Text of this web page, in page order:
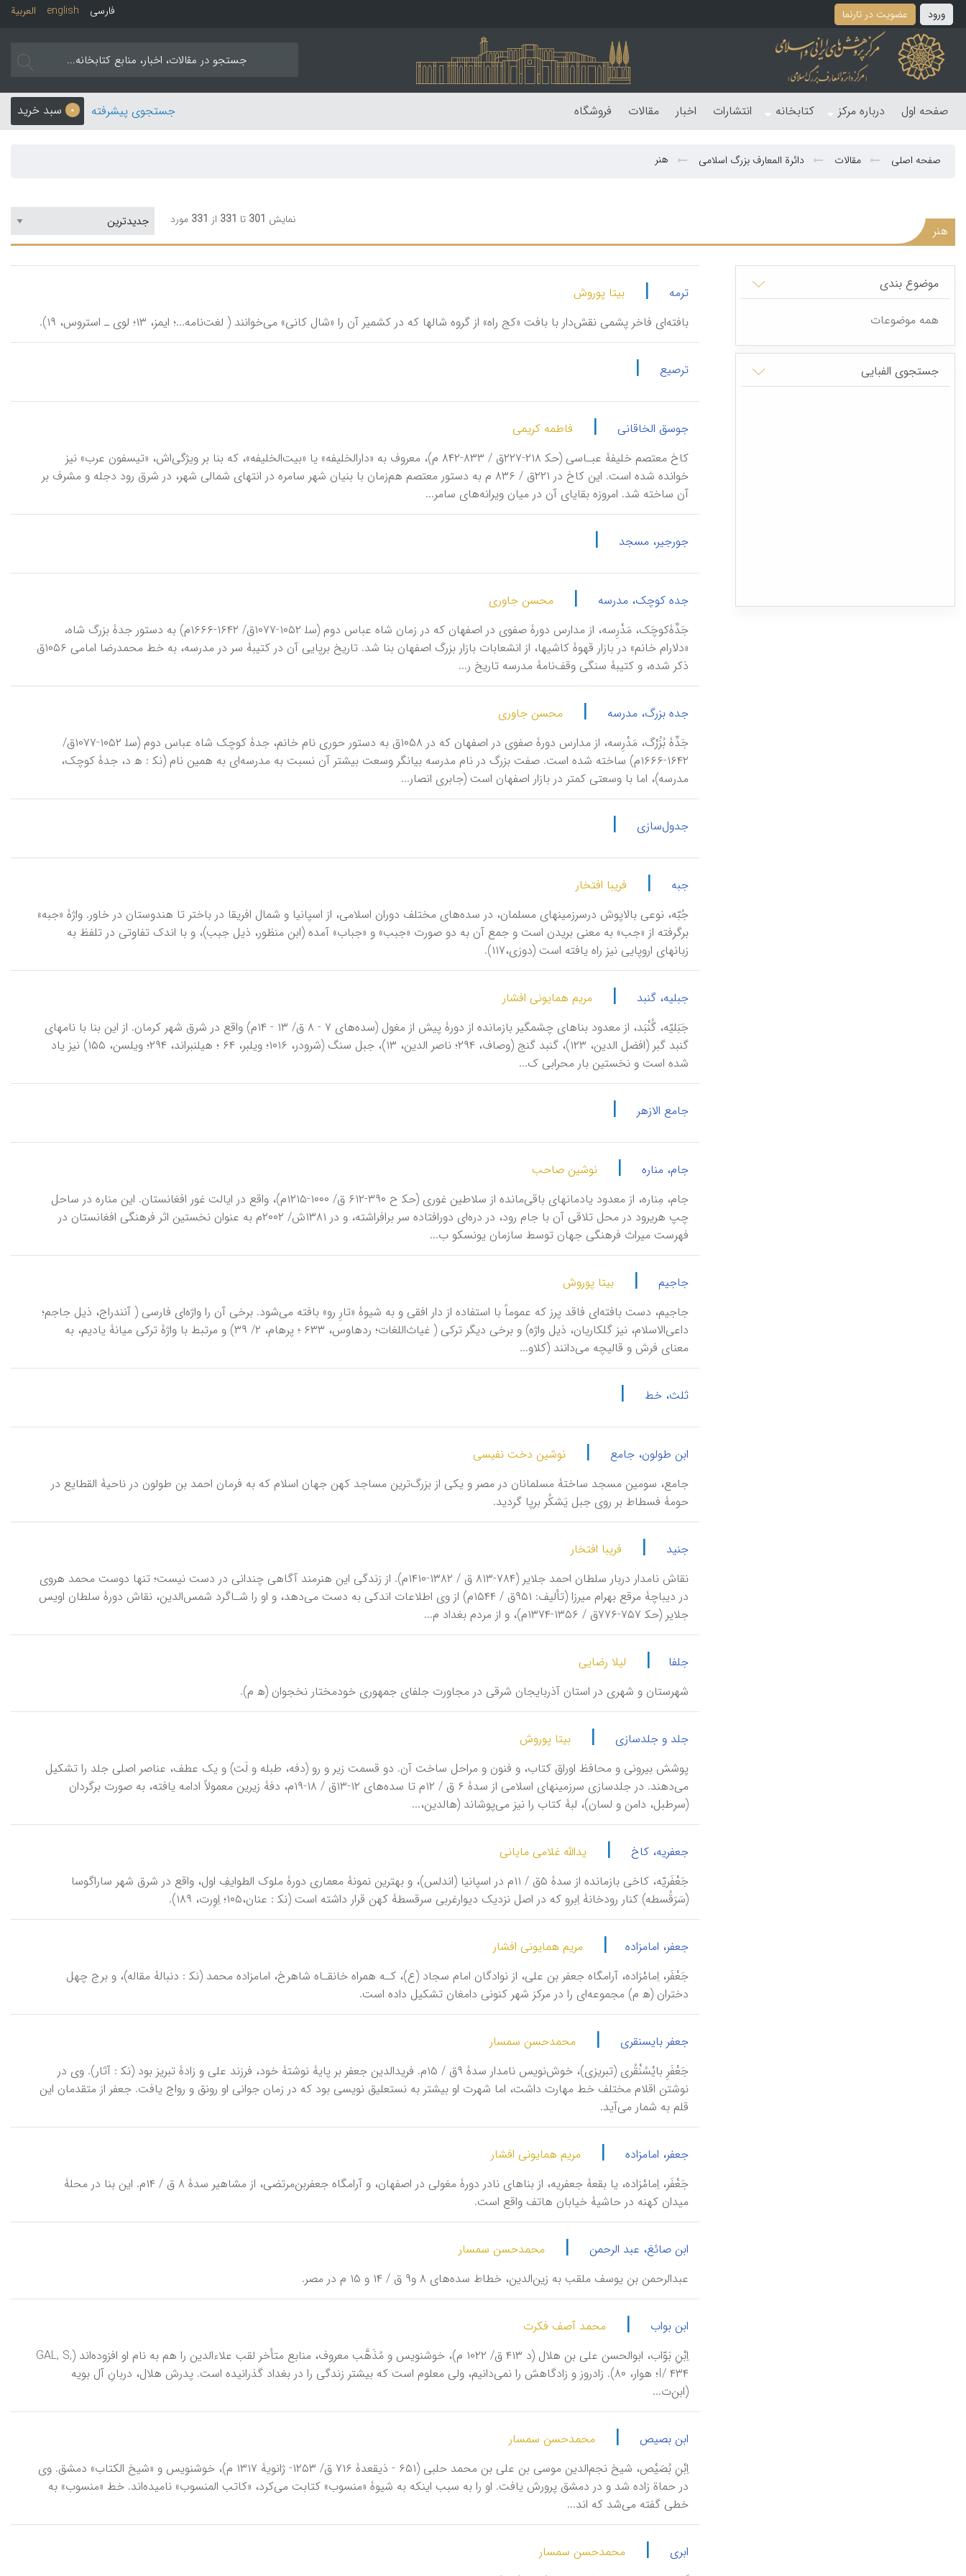
ورود عضویت در تارنما العربیة english فارسی
صفحه اول درباره مرکز کتابخانه انتشارات اخبار مقالات فروشگاه 0 سبد خرید جستجوی پیشرفته
صفحه اصلی مقالات دائرة المعارف بزرگ اسلامی هنر
هنر
نمایش 301 تا 331 از 331 مورد
موضوع بندی
همه موضوعات
جستجوی الفبایی
ترمه |
بیتا پوروش
بافته‌ای فاخر پشمی نقش‌دار با بافت «کج راه» از گروه شالها که در کشمیر آن را «شال کانی» می‌خوانند ( لغت‌نامه...؛ ایمز، ۱۳؛ لوی ـ استروس، ۱۹).
ترصیع |
جوسق الخاقانی |
فاطمه کریمی
کاخ معتصم خلیفۀ عبـاسی (حک‍ ۲۱۸-۲۲۷ق / ۸۳۳-۸۴۲ م)، معروف به «دارالخلیفه» یا «بیت‌الخلیفه»، که بنا بر ویژگی‌اش، «تیسفون عرب» نیز
خوانده شده است. این کاخ در ۲۲۱ق / ۸۳۶ م به دستور معتصم هم‌زمان با بنیان شهر سامره در انتهای شمالی شهر، در شرق رود دجله و مشرف بر
آن ساخته شد. امروزه بقایای آن در میان ویرانه‌های سامر...
جورجیر، مسجد |
جده کوچک، مدرسه |
محسن جاوری
جَدِّۀکوچَک، مَدْرِسه، از مدارس دورۀ صفوی در اصفهان که در زمان شاه عباس دوم (سل‍ ۱۰۵۲-۱۰۷۷ق/ ۱۶۴۲-۱۶۶۶م) به دستور جدۀ بزرگ شاه،
«دلارام خانم» در بازار قهوۀ کاشیها، از انشعابات بازار بزرگ اصفهان بنا شد. تاریخ برپایی آن در کتیبۀ سر در مدرسه، به خط محمدرضا امامی ۱۰۵۶ق
ذکر شده، و کتیبۀ سنگی وقف‌نامۀ مدرسه تاریخ ر...
جده بزرگ، مدرسه |
محسن جاوری
جَدِّۀ بُزُرْگ، مَدْرِسه، از مدارس دورۀ صفوی در اصفهان که در ۱۰۵۸ق به دستور حوری نام خانم، جدۀ کوچک شاه عباس دوم (سل‍ ۱۰۵۲-۱۰۷۷ق/
۱۶۴۲-۱۶۶۶م) ساخته شده است. صفت بزرگ در نام مدرسه بیانگر وسعت بیشتر آن نسبت به مدرسه‌ای به همین نام (نک‍ : ه‍ د، جدۀ کوچک،
مدرسه)، اما با وسعتی کمتر در بازار اصفهان است (جابری انصار...
جدول‌سازی |
جبه |
فریبا افتخار
جُبّه، نوعی بالاپوش درسرزمینهای مسلمان، در سده‌های مختلف دوران اسلامی، از اسپانیا و شمال افریقا در باختر تا هندوستان در خاور. واژۀ «جبه»
برگرفته از «جب» به معنی بریدن است و جمع آن به دو صورت «جبب» و «جباب» آمده (ابن منظور، ذیل جبب)، و با اندک تفاوتی در تلفظ به
زبانهای اروپایی نیز راه یافته است (دوزی،۱۱۷).
جبلیه، گنبد |
مریم همایونی افشار
جَبَلیّه، گُنْبَد، از معدود بناهای چشمگیر بازمانده از دورۀ پیش از مغول (سده‌های ۷ - ۸ ق/ ۱۳ - ۱۴م) واقع در شرق شهر کرمان. از این بنا با نامهای
گنبد گبر (افضل ‌الدین، ۱۲۳)، گنبد گنج (وصاف، ۲۹۴؛ ناصر الدین، ۱۳)، جبل سنگ (شرودر، ۱۰۱۶؛ ویلبر، ۶۴ ؛ هیلنبراند، ۲۹۴؛ ویلسن، ۱۵۵) نیز یاد
شده است و نخستین‌ بار محرابی ک...
جامع الازهر |
جام، مناره |
نوشین صاحب
جام، مِناره، از معدود یادمانهای باقی‌مانده از سلاطین غوری (حک‍ ح ۳۹۰-۶۱۲ ق/ ۱۰۰۰-۱۲۱۵م)، واقع در ایالت غور افغانستان. این مناره در ساحل
چپ هریرود در محل تلاقی آن با جام رود، در دره‌ای دورافتاده سر برافراشته، و در ۱۳۸۱ش/ ۲۰۰۲م به عنوان نخستین اثر فرهنگی افغانستان در
فهرست میراث فرهنگی جهان توسط سازمان یونسکو ب...
جاجیم |
بیتا پوروش
جاجیم، دست بافته‌ای فاقد پرز که عموماً با استفاده از دار افقی و به شیوۀ «تارِ رو» بافته می‌شود. برخی آن را واژه‌ای فارسی ( آنندراج، ذیل جاجم؛
داعی‌الاسلام، نیز گلکاریان، ذیل واژه) و برخی دیگر ترکی ( غیاث‌اللغات؛ ردهاوس، ۶۳۳ ؛ پرهام، ۲/ ۳۹) و مرتبط با واژۀ ترکی میانۀ یادیم، به
معنای فرش و قالیچه می‌دانند (کلاو...
ثلث، خط |
ابن طولون، جامع |
نوشین دخت نفیسی
جامع، سومین مسجد ساختۀ مسلمانان در مصر و یکی از بزرگ‌ترین مساجد کهن جهان اسلام که به فرمان احمد بن طولون در ناحیۀ القطایع در
حومۀ فسطاط بر روی جبل یَشکُر برپا گردید.
جنید |
فریبا افتخار
نقاش نامدار دربار سلطان احمد جلایر (۷۸۴-۸۱۳ ق / ۱۳۸۲-۱۴۱۰م). از زندگی این هنرمند آگاهی چندانی در دست نیست؛ تنها دوست محمد هروی
در دیباچۀ مرقع بهرام میرزا (تألیف: ۹۵۱ق / ۱۵۴۴م) از وی اطلاعات اندکی به دست می‌دهد، و او را شـاگرد شمس‌الدین، نقاش دورۀ سلطان اویس
جلایر (حک‍ ۷۵۷-۷۷۶ق / ۱۳۵۶-۱۳۷۴م)، و از مردم بغداد م...
جلفا |
لیلا رضایی
شهرستان و شهری در استان آذربایجان شرقی در مجاورت جلفای جمهوری خودمختار نخجوان (ه‍ م).
جلد و جلدسازی |
بیتا پوروش
پوشش بیرونی و محافظ اوراق کتاب، و فنون و مراحل ساخت آن. دو قسمت زیر و رو (دفه، طبله و لَت) و یک عطف، عناصر اصلی جلد را تشکیل
می‌دهند. در جلدسازی سرزمینهای اسلامی از سدۀ ۶ ق / ۱۲م تا سده‌های ۱۲-۱۳ق / ۱۸-۱۹م، دفۀ زیرین معمولاً ادامه یافته، به صورت برگردان
(سرطبل، دامن و لسان)، لبۀ کتاب را نیز می‌پوشاند (هالدین،...
جعفریه، کاخ |
یدالله غلامی مایانی
جَعْفَریّه، کاخی بازمانده از سدۀ ۵ق / ۱۱م در اسپانیا (اندلس)، و بهترین نمونۀ معماری دورۀ ملوک الطوایفِ اول، واقع در شرق شهر ساراگوسا
(سَرَقُسطه) کنار رودخانۀ اِبرو که در اصل نزدیک دیوارغربی سرقسطۀ کهن قرار داشته است (نک‍ : عنان،۱۰۵؛ اِوِرت، ۱۸۹).
جعفر، امامزاده |
مریم همایونی افشار
جَعْفَر، اِمامْزاده، آرامگاه جعفر بن علی، از نوادگان امام سجاد (ع)، کـه همراه خانقـاه شاهرخ، امامزاده محمد (نک‍ : دنبالۀ مقاله)، و برج چهل
دختران (ه‍ م) مجموعه‌ای را در مرکز شهر کنونی دامغان تشکیل داده است.
جعفر بایسنقری |
محمدحسن سمسار
جَعْفَرِ بایْسُنْقُری (تبریزی)، خوش‌نویس نامدار سدۀ ۹ق / ۱۵م. فریدالدین جعفر بر پایۀ نوشتۀ خود، فرزند علی و زادۀ تبریز بود (نک‍ : آثار). وی در
نوشتن اقلام مختلف خط مهارت داشت، اما شهرت او بیشتر به نستعلیق نویسی بود که در زمان جوانی او رونق و رواج یافت. جعفر از متقدمان این
قلم به شمار می‌آید.
جعفر، امامزاده |
مریم همایونی افشار
جَعْفَر، اِمامْزاده، یا بقعۀ جعفریه، از بناهای نادر دورۀ مغولی در اصفهان، و آرامگاه جعفربن‌مرتضى، از مشاهیر سدۀ ۸ ق / ۱۴م. این بنا در محلۀ
میدان کهنه در حاشیۀ خیابان هاتف واقع است.
ابن صائغ، عبد الرحمن |
محمدحسن سمسار
عبدالرحمن بن یوسف ملقب به زین‌الدین، خطاط سده‌های ۸ و۹ ق / ۱۴ و ۱۵ م در مصر.
ابن بواب |
محمد آصف فکرت
اِبْنِ بَوّاب‌، ابوالحسن‌ علی‌ بن‌ هلال‌ (د ۴۱۳ ق‌/ ۱۰۲۲ م‌)، خوشنويس‌ و مُذَهَّب‌ معروف‌، منابع‌ متأخر لقب‌ علاءالدين‌ را هم‌ به‌ نام‌ او افزوده‌اند (GAL, S,
I/ ۴۳۴؛ هوار، ۸۰). زادروز و زادگاهش‌ را نمی‌دانيم‌، ولی‌ معلوم‌ است‌ كه‌ بيشتر زندگی‌ را در بغداد گذرانيده‌ است‌. پدرش‌ هلال‌، دربانِ‌ آل‌ بويه‌
(ابن‌ت...
ابن بصیص |
محمدحسن سمسار
اِبْنِ بُصَيْص‌، شيخ‌ نجم‌الدين‌ موسی‌ بن‌ علی‌ بن‌ محمد حلبی‌ (۶۵۱ - ذيقعدۀ ۷۱۶ ق‌/ ۱۲۵۳- ژانويۀ ۱۳۱۷ م‌)، خوشنويس‌ و «شيخ‌ الكتاب‌» دمشق‌. وی‌
در حماة زاده‌ شد و در دمشق‌ پرورش‌ يافت. او را به‌ سبب‌ اينكه‌ به‌ شيوۀ «منسوب‌» كتابت‌ می‌كرد، «كاتب‌ المنسوب‌» ناميده‌اند. خط «منسوب‌» به‌
خطی‌ گفته‌ می‌شد كه‌ اند...
ابری |
محمدحسن سمسار